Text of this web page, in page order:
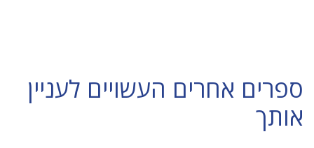
ספרים אחרים העשויים לעניין
אותך